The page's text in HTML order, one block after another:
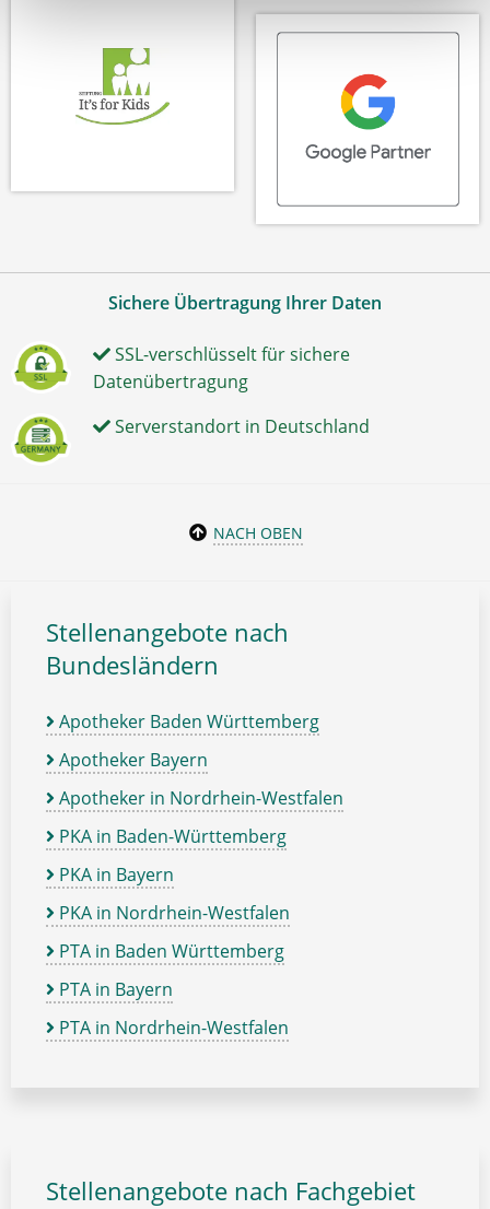
Sichere Übertragung Ihrer Daten
SSL-verschlüsselt für sichere
Datenübertragung
Serverstandort in Deutschland
NACH OBEN
Stellenangebote nach
Bundesländern
Apotheker Baden Württemberg
Apotheker Bayern
Apotheker in Nordrhein-Westfalen
PKA in Baden-Württemberg
PKA in Bayern
PKA in Nordrhein-Westfalen
PTA in Baden Württemberg
PTA in Bayern
PTA in Nordrhein-Westfalen
Stellenangebote nach Fachgebiet